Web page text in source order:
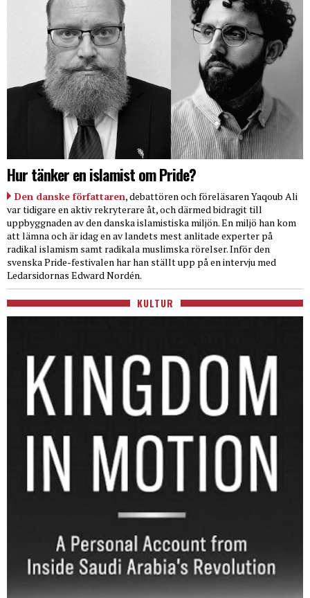
Hur tänker en islamist om Pride?
Den danske författaren, debattören och föreläsaren Yaqoub Ali
var tidigare en aktiv rekryterare åt, och därmed bidragit till
uppbyggnaden av den danska islamistiska miljön. En miljö han kom
att lämna och är idag en av landets mest anlitade experter på
radikal islamism samt radikala muslimska rörelser. Inför den
svenska Pride-festivalen har han ställt upp på en intervju med
Ledarsidornas Edward Nordén.
KULTUR